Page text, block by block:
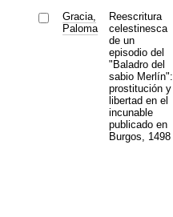
Gracia,
Paloma
Reescritura
celestinesca
de un
episodio del
"Baladro del
sabio Merlín":
prostitución y
libertad en el
incunable
publicado en
Burgos, 1498